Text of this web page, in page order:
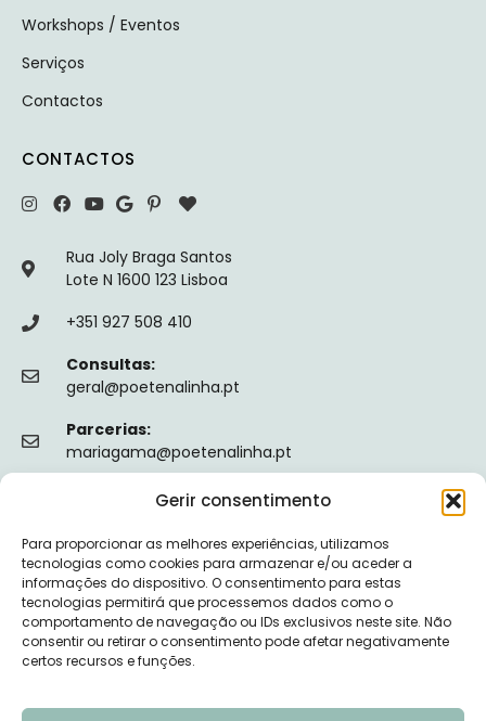
Gerir consentimento
Para proporcionar as melhores experiências, utilizamos
tecnologias como cookies para armazenar e/ou aceder a
informações do dispositivo. O consentimento para estas
tecnologias permitirá que processemos dados como o
comportamento de navegação ou IDs exclusivos neste site. Não
consentir ou retirar o consentimento pode afetar negativamente
certos recursos e funções.
Workshops / Eventos
Serviços
Contactos
CONTACTOS
Rua Joly Braga Santos
Lote N 1600 123 Lisboa
+351 927 508 410
Consultas:
geral@poetenalinha.pt
Parcerias:
mariagama@poetenalinha.pt
Política de privacidade
Termos e Condições
Livro de reclamações